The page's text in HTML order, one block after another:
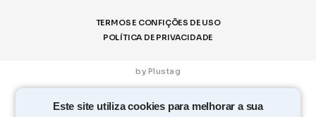
Este site utiliza cookies para melhorar a sua
TERMOS E CONFIÇÕES DE USO
POLÍTICA DE PRIVACIDADE
by Plustag